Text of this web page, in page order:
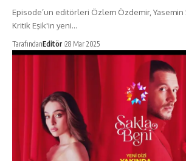
Episode’un editörleri Özlem Özdemir, Yasemin
Kritik Eşik'in yeni…
TarafındanEditör 28 Mar 2025